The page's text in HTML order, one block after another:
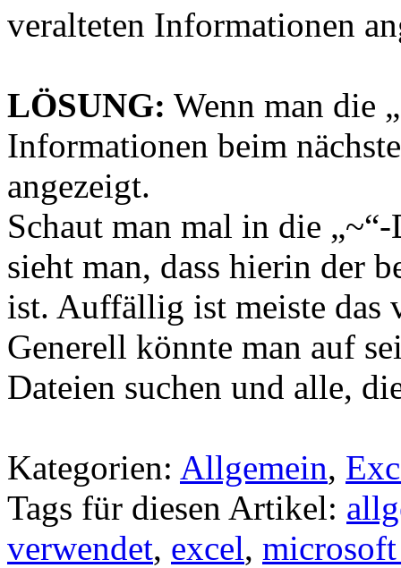
veralteten Informationen
LÖSUNG: Wenn man die
Informationen beim
angezeigt.
Schaut man mal in die
sieht man, dass hierin der
ist. Auffällig ist meiste das
Generell könnte man auf
Dateien suchen und alle,
Kategorien: Allgemein,
Tags für diesen Artikel:
verwendet, excel,